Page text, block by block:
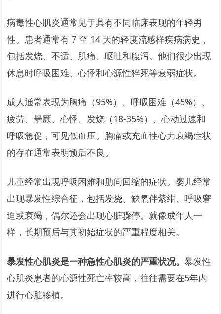
病毒性心肌炎通常见于具有不同临床表现的年轻男
性。患者通常有 7 至 14 天的轻度流感样疾病病史，
包括发烧、不适、肌痛、呕吐和腹泻。他们很少出现
休息时呼吸困难、心悸和心源性猝死等衰弱症状。
成人通常表现为胸痛（95%）、呼吸困难（45%）、
疲劳、晕厥、心悸、发烧（18-35%）、心动过速和
呼吸急促，可见低血压。胸痛或充血性心力衰竭症状
的存在通常表明预后不良。
儿童经常出现呼吸困难和肋间回缩的症状。婴儿经常
出现暴发性综合征，包括发烧、缺氧伴紫绀、呼吸窘
迫或衰竭，偶尔还会出现心脏骤停。就像成年人一
样，长期预后与其初始症状的严重程度相关。
暴发性心肌炎是一种急性心肌炎的严重状况。暴发性
心肌炎患者的心源性死亡率较高，往往需要在5年内
进行心脏移植。